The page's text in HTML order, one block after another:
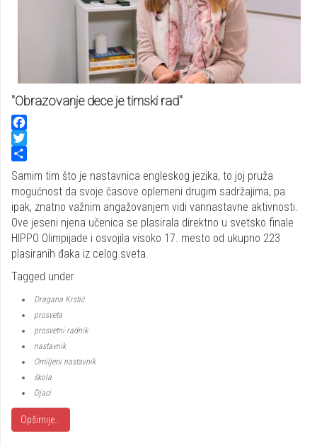
"Obrazovanje dece je timski rad"
Facebook
Twitter
Share
Samim tim što je nastavnica engleskog jezika, to joj pruža
mogućnost da svoje časove oplemeni drugim sadržajima, pa
ipak, znatno važnim angažovanjem vidi vannastavne aktivnosti.
Ove jeseni njena učenica se plasirala direktno u svetsko finale
HIPPO Olimpijade i osvojila visoko 17. mesto od ukupno 223
plasiranih đaka iz celog sveta.
Tagged under
Dragana Krstić
prosveta
prosvetni radnik
nastavnik
Omiljeni nastavnik
škola
Djaci
Opširnije...